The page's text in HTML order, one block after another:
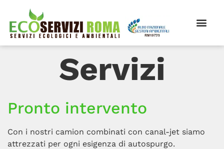
Servizi
Pronto intervento
Con i nostri camion combinati con canal-jet siamo
attrezzati per ogni esigenza di autospurgo.